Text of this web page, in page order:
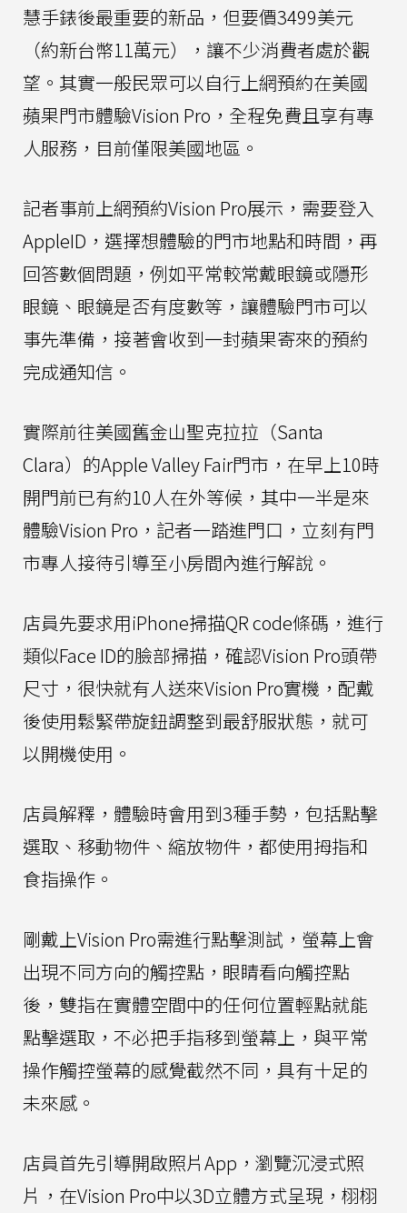
慧手錶後最重要的新品，但要價3499美元
（約新台幣11萬元），讓不少消費者處於觀
望。其實一般民眾可以自行上網預約在美國
蘋果門市體驗Vision Pro，全程免費且享有專
人服務，目前僅限美國地區。
記者事前上網預約Vision Pro展示，需要登入
AppleID，選擇想體驗的門市地點和時間，再
回答數個問題，例如平常較常戴眼鏡或隱形
眼鏡、眼鏡是否有度數等，讓體驗門市可以
事先準備，接著會收到一封蘋果寄來的預約
完成通知信。
實際前往美國舊金山聖克拉拉（Santa
Clara）的Apple Valley Fair門市，在早上10時
開門前已有約10人在外等候，其中一半是來
體驗Vision Pro，記者一踏進門口，立刻有門
市專人接待引導至小房間內進行解說。
店員先要求用iPhone掃描QR code條碼，進行
類似Face ID的臉部掃描，確認Vision Pro頭帶
尺寸，很快就有人送來Vision Pro實機，配戴
後使用鬆緊帶旋鈕調整到最舒服狀態，就可
以開機使用。
店員解釋，體驗時會用到3種手勢，包括點擊
選取、移動物件、縮放物件，都使用拇指和
食指操作。
剛戴上Vision Pro需進行點擊測試，螢幕上會
出現不同方向的觸控點，眼睛看向觸控點
後，雙指在實體空間中的任何位置輕點就能
點擊選取，不必把手指移到螢幕上，與平常
操作觸控螢幕的感覺截然不同，具有十足的
未來感。
店員首先引導開啟照片App，瀏覽沉浸式照
片，在Vision Pro中以3D立體方式呈現，栩栩